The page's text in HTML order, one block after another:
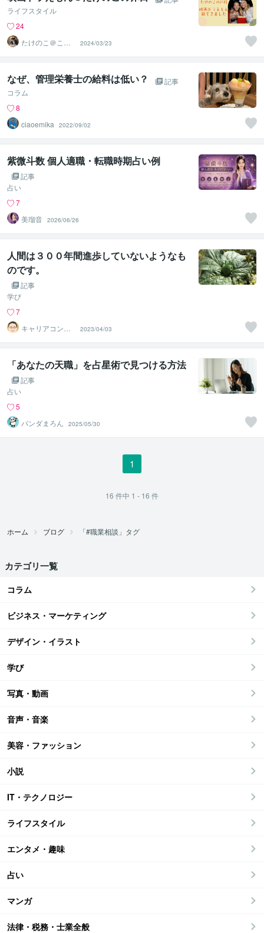
ライフスタイル
24
たけのこ＠ここ
ろの地図屋
2024/03/23
なぜ、管理栄養士の給料は低い？
記事
コラム
8
ciaoemika
2022/09/02
紫微斗数 個人適職・転職時期占い例
記事
占い
7
美瑠音 2026/06/26
人間は３００年間進歩していないようなも
のです。
記事
学び
7
キャリアコンサ
ルタントTOMOT
ARO
2023/04/03
「あなたの天職」を占星術で見つける方法
記事
占い
5
パンダまろん
2025/05/30
1
16 件中 1 - 16 件
ホーム ブログ 「#職業相談」タグ
カテゴリ一覧
コラム
ビジネス・マーケティング
デザイン・イラスト
学び
写真・動画
音声・音楽
美容・ファッション
小説
IT・テクノロジー
ライフスタイル
エンタメ・趣味
占い
マンガ
法律・税務・士業全般